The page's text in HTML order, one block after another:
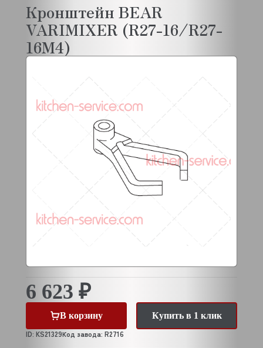
Кронштейн BEAR
VARIMIXER (R27-16/R27-
16M4)
6 623 ₽
В корзину
Купить в 1 клик
ID: KS21329Код завода: R2716